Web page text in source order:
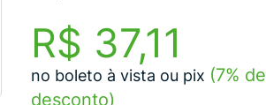
R$ 37,11
no boleto à vista ou pix (7% de
desconto)